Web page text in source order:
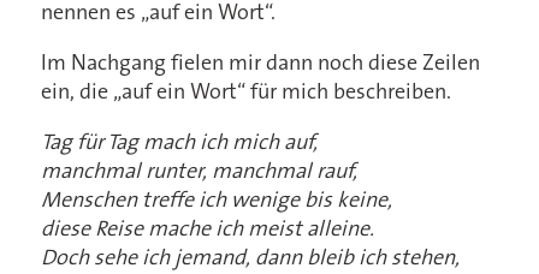
nennen es „auf ein Wort“.
Im Nachgang fielen mir dann noch diese Zeilen
ein, die „auf ein Wort“ für mich beschreiben.
Tag für Tag mach ich mich auf,
manchmal runter, manchmal rauf,
Menschen treffe ich wenige bis keine,
diese Reise mache ich meist alleine.
Doch sehe ich jemand, dann bleib ich stehen,